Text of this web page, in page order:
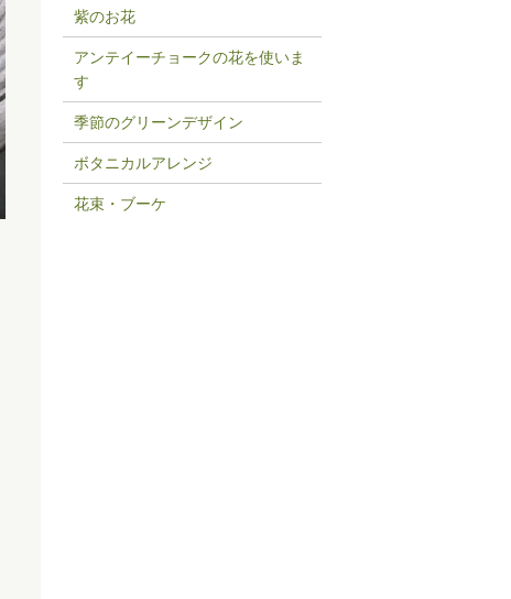
紫のお花
アンテイーチョークの花を使いま
す
季節のグリーンデザイン
ボタニカルアレンジ
花束・ブーケ